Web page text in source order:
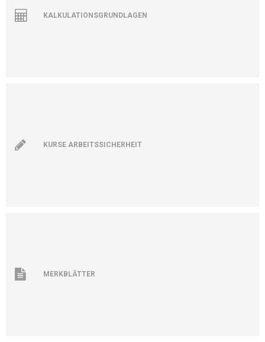
KALKULATIONSGRUNDLAGEN
KURSE ARBEITSSICHERHEIT
MERKBLÄTTER